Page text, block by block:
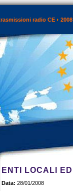
radio CE 2008
ENTI LOCALI
Data: 28/01/2008